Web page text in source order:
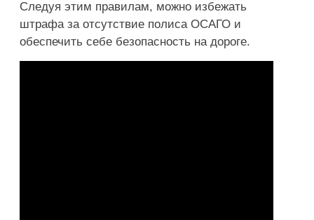
Следуя этим правилам, можно избежать
штрафа за отсутствие полиса ОСАГО и
обеспечить себе безопасность на дороге.